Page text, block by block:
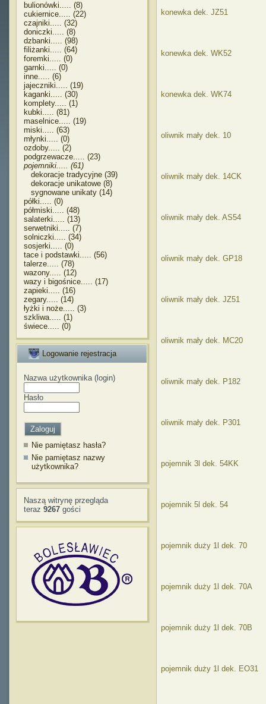
bulionówki..... (8)
cukiernice..... (22)
czajniki..... (32)
doniczki..... (8)
dzbanki..... (98)
filiżanki..... (64)
foremki..... (0)
garnki..... (0)
inne..... (6)
jajeczniki..... (19)
kaganki..... (30)
komplety..... (1)
kubki..... (81)
maselnice..... (19)
miski..... (63)
młynki..... (0)
ozdoby..... (2)
podgrzewacze..... (23)
pojemniki..... (61)
dekoracje tradycyjne (39)
dekoracje unikatowe (8)
sygnowane unikaty (14)
półki..... (0)
półmiski..... (48)
salaterki..... (13)
serwetniki..... (7)
solniczki..... (34)
sosjerki..... (0)
tace i podstawki..... (56)
talerze..... (78)
wazony..... (12)
wazy i bigośnice..... (17)
zapieki..... (16)
zegary..... (14)
łyżki i noże..... (3)
szkliwa..... (1)
świece..... (0)
Logowanie rejestracja
Nazwa użytkownika (login)
Hasło
Nie pamiętasz hasła?
Nie pamiętasz nazwy
użytkownika?
Naszą witrynę przegląda
teraz 9267 gości
konewka dek. JZ51
konewka dek. WK52
konewka dek. WK74
oliwnik mały dek. 10
oliwnik mały dek. 14CK
oliwnik mały dek. AS54
oliwnik mały dek. GP18
oliwnik mały dek. JZ51
oliwnik mały dek. MC20
oliwnik mały dek. P182
oliwnik mały dek. P301
pojemnik 3l dek. 54KK
pojemnik 5l dek. 54
pojemnik duży 1l dek. 70
pojemnik duży 1l dek. 70A
pojemnik duży 1l dek. 70B
pojemnik duży 1l dek. EO31